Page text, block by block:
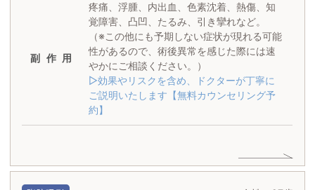
副作用
疼痛、浮腫、内出血、色素沈着、熱傷、知
覚障害、凸凹、たるみ、引き攣れなど。
（※この他にも予期しない症状が現れる可能
性があるので、術後異常を感じた際には速
やかにご相談ください。）
▷効果やリスクを含め、ドクターが丁寧に
ご説明いたします【無料カウンセリング予
約】